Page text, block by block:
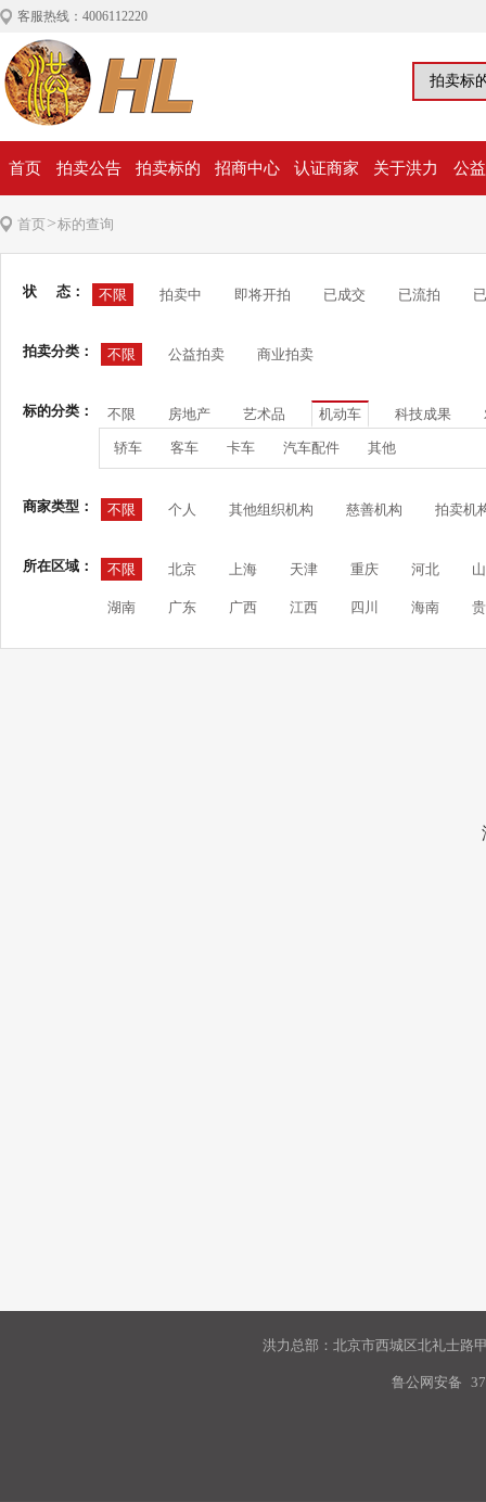
客服热线：4006112220
首页 拍卖公告 拍卖标的 招商中心 认证商家 关于洪力 公
首页>标的查询
状 态： 不限 拍卖中 即将开拍 已成交 已流拍
拍卖分类： 不限 公益拍卖 商业拍卖
标的分类： 不限 房地产 艺术品 机动车 科技成果
轿车 客车 卡车 汽车配件 其他
商家类型： 不限 个人 其他组织机构 慈善机构 拍卖机
所在区域： 不限 北京 上海 天津 重庆 河北
湖南 广东 广西 江西 四川 海南
洪力总部：北京市西城区北礼士路
鲁公网安备